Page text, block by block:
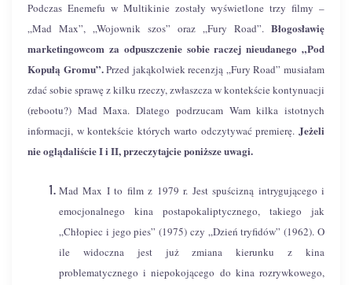
Podczas Enemefu w Multikinie zostały wyświetlone trzy filmy –
„Mad Max”, „Wojownik szos” oraz „Fury Road”. Błogosławię
marketingowcom za odpuszczenie sobie raczej nieudanego „Pod
Kopułą Gromu”.Przed jakąkolwiek recenzją „Fury Road” musiałam
zdać sobie sprawę z kilku rzeczy, zwłaszcza w kontekście kontynuacji
(rebootu?) Mad Maxa. Dlatego podrzucam Wam kilka istotnych
informacji, w kontekście których warto odczytywać premierę. Jeżeli
nie oglądaliście I i II, przeczytajcie poniższe uwagi.
Mad Max I to film z 1979 r. Jest spuścizną intrygującego i
emocjonalnego kina postapokaliptycznego, takiego jak
„Chłopiec i jego pies” (1975) czy „Dzień tryfidów” (1962). O
ile widoczna jest już zmiana kierunku z kina
problematycznego i niepokojącego do kina rozrywkowego,